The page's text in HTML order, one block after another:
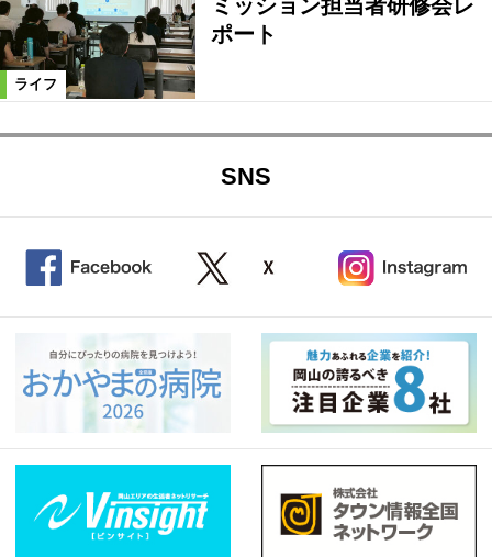
ライフ
ミッション担当者研修会レ
ポート
SNS